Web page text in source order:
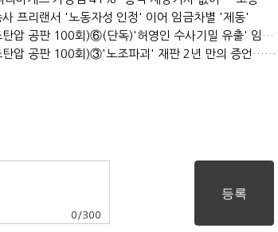
사 프리랜서 '노동자성 인정' 이어 임금차별 '제동'
(SPC 노조탄압 공판 100회)⑥(단독)'허영인 수사기밀 유출' 임원, 출소하자 '억대 연봉' 고문으로
(SPC 노조탄압 공판 100회)③'노조파괴' 재판 2년 만의 증언…파리바게뜨 지회장 "허영인에 엄벌을"
0 /300